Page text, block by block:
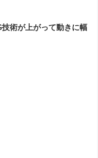
術が上がって動きに幅